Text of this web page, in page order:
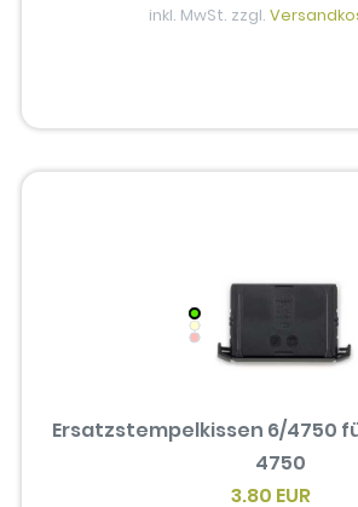
inkl. MwSt. zzgl.
Ersatzstempelkissen 6/4750
4750
3.80 EUR